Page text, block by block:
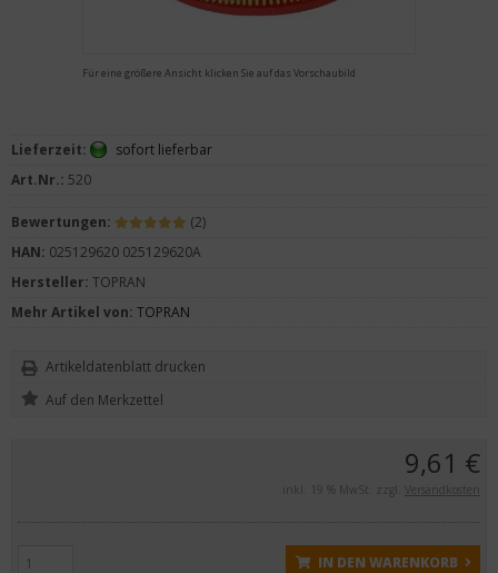
Für eine größere Ansicht klicken Sie auf das Vorschaubild
9,61 €
inkl. 19 % MwSt. zzgl. Versandkosten
IN DEN WARENKORB
Lieferzeit:
sofort lieferbar
Art.Nr.: 520
Bewertungen:
(2)
HAN: 025129620 025129620A
Hersteller: TOPRAN
Mehr Artikel von: TOPRAN
Artikeldatenblatt drucken